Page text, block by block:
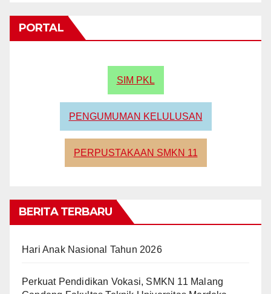
PORTAL
SIM PKL
PENGUMUMAN KELULUSAN
PERPUSTAKAAN SMKN 11
BERITA TERBARU
Hari Anak Nasional Tahun 2026
Perkuat Pendidikan Vokasi, SMKN 11 Malang